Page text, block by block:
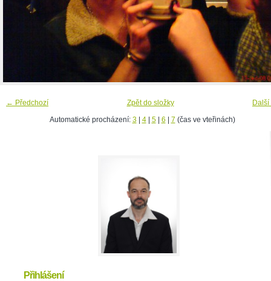
← Předchozí
Zpět do složky
Automatické procházení: 3| 4| 5| 6 7 (čas ve vteřinách)
Přihlášení